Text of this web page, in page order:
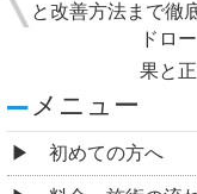
と改善方法まで徹
ドロ
果と
メニュー
初めての方へ